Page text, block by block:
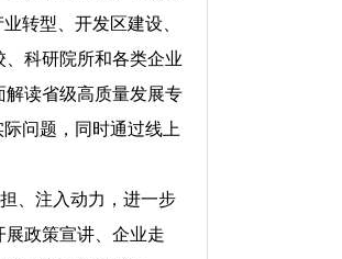
转型、开发区建设、
科研院所和各类企业
读省级高质量发展专
问题，同时通过线上
、注入动力，进一步
政策宣讲、企业走